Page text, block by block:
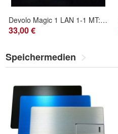
Devolo Magic 1 LAN 1-1 MT:3072 MT:3129 Powerline Powerlan Adapter dlan 1200Mbps
33,00 €
Speichermedien